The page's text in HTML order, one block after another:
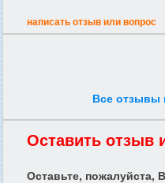
написать отзыв или вопрос
Все отзывы
Оставить отзыв
Оставьте, пожалуйста,